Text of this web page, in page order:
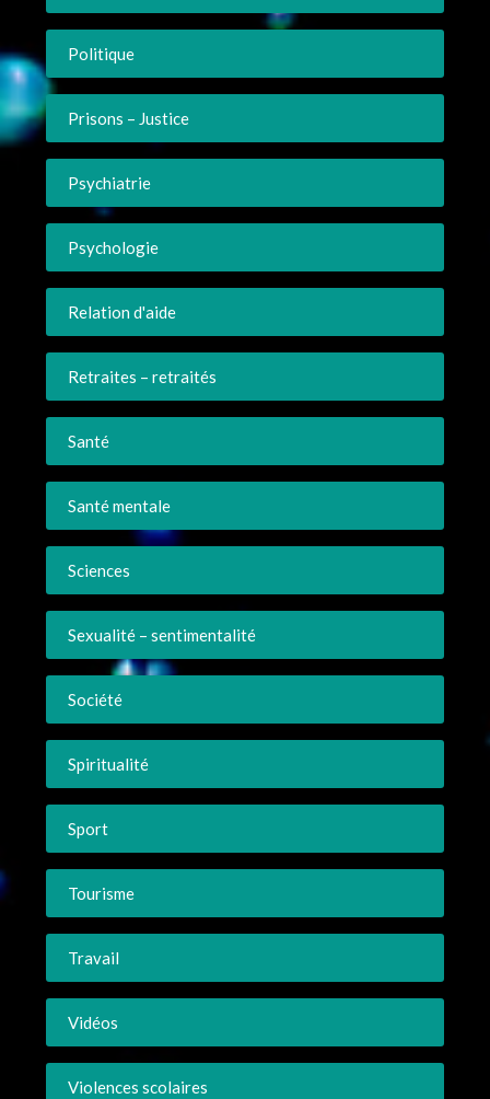
Politique
Prisons – Justice
Psychiatrie
Psychologie
Relation d'aide
Retraites – retraités
Santé
Santé mentale
Sciences
Sexualité – sentimentalité
Société
Spiritualité
Sport
Tourisme
Travail
Vidéos
Violences scolaires